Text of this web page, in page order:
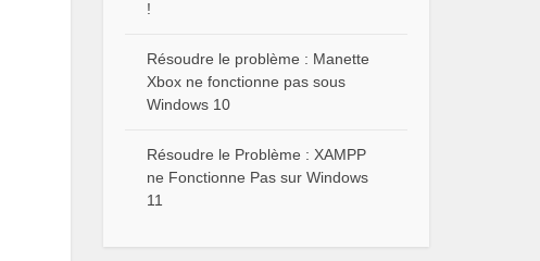
!
Résoudre le problème : Manette
Xbox ne fonctionne pas sous
Windows 10
Résoudre le Problème : XAMPP
ne Fonctionne Pas sur Windows
11